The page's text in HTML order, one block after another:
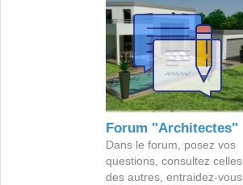
Forum "Architectes"
Dans le forum, posez vos
questions, consultez celles
des autres, entraidez-vous.